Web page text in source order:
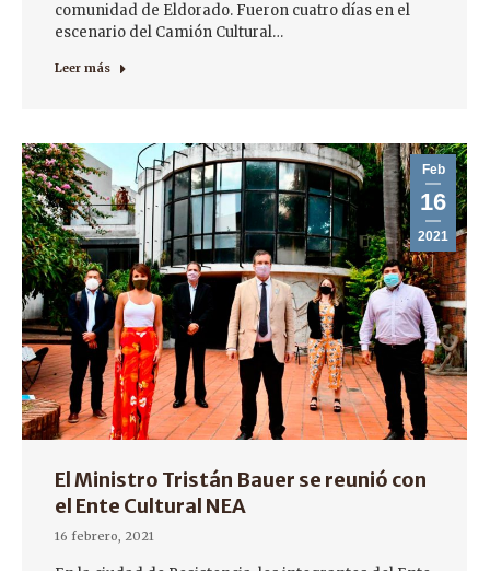
comunidad de Eldorado. Fueron cuatro días en el
escenario del Camión Cultural…
Leer más
Feb
16
2021
El Ministro Tristán Bauer se reunió con
el Ente Cultural NEA
16 febrero, 2021